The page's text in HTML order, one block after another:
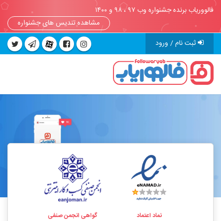
فالووریاب برنده جشنواره وب ۹۷ ، ۹۸ و ۱۴۰۰
مشاهده تندیس های جشنواره
ثبت نام / ورود
نماد اعتماد گواهی انجمن صنفی